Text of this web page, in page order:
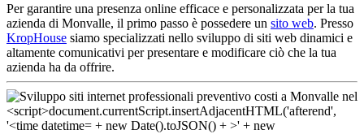
Per garantire una presenza online efficace e personalizzata per la tua
azienda di Monvalle, il primo passo è possedere un sito web. Presso
KropHouse siamo specializzati nello sviluppo di siti web dinamici e
altamente comunicativi per presentare e modificare ciò che la tua
azienda ha da offrire.